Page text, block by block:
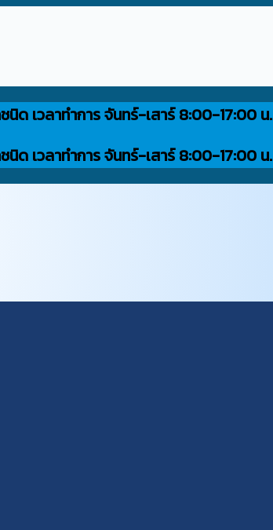
ด เวลาทำการ จันทร์-เสาร์ 8:00-17:00 น.
ด เวลาทำการ จันทร์-เสาร์ 8:00-17:00 น.